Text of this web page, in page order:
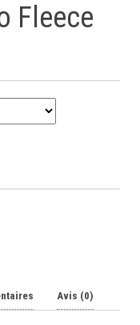
Fleece
Avis (0)